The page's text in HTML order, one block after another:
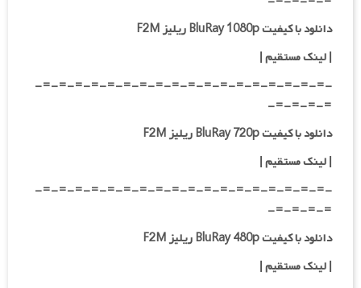
دانلود با کیفیت BluRay 1080p ریلیز F2M
|لینک مستقیم|
-=-=-=-=-=-=-=-=-=-=-=-=-=-=-=-=-=-=-
=-=-=-=-
دانلود با کیفیت BluRay 720p ریلیز F2M
| لینک مستقیم|
-=-=-=-=-=-=-=-=-=-=-=-=-=-=-=-=-=-=-
=-=-=-=-
دانلود با کیفیت BluRay 480p ریلیز F2M
| لینک مستقیم|